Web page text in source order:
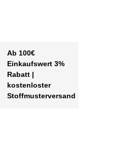
Ab 100€
Einkaufswert 3%
Rabatt |
kostenloster
Stoffmusterversand